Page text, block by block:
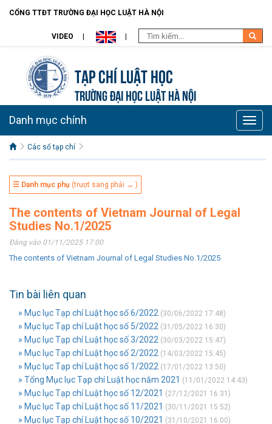
CỔNG TTĐT TRƯỜNG ĐẠI HỌC LUẬT HÀ NỘI
VIDEO
Tạp chí Luật học
TRƯỜNG ĐẠI HỌC LUẬT HÀ NỘI
Toggle
Danh mục chính
Các số tạp chí
☰ Danh mục phụ (trượt sang phải → )
The contents of Vietnam Journal of Legal
Studies No.1/2025
Đăng vào 01/11/2025 17:00
The contents of Vietnam Journal of Legal Studies No.1/2025
Tin bài liên quan
» Mục lục Tạp chí Luật học số 6/2022 (30/06/2022 17:48)
» Mục lục Tạp chí Luật học số 5/2022 (31/05/2022 16:30)
» Mục lục Tạp chí Luật học số 3/2022 (30/03/2022 15:47)
» Mục lục Tạp chí Luật học số 2/2022 (14/03/2022 15:45)
» Mục lục Tạp chí Luật học số 1/2022 (17/01/2022 13:50)
» Tổng Mục lục Tạp chí Luật học năm 2021 (11/01/2022 14:43)
» Mục lục Tạp chí Luật học số 12/2021 (27/12/2021 16:31)
» Mục lục Tạp chí Luật học số 11/2021 (30/11/2021 15:52)
» Mục lục Tạp chí Luật học số 10/2021 (31/10/2021 16:00)